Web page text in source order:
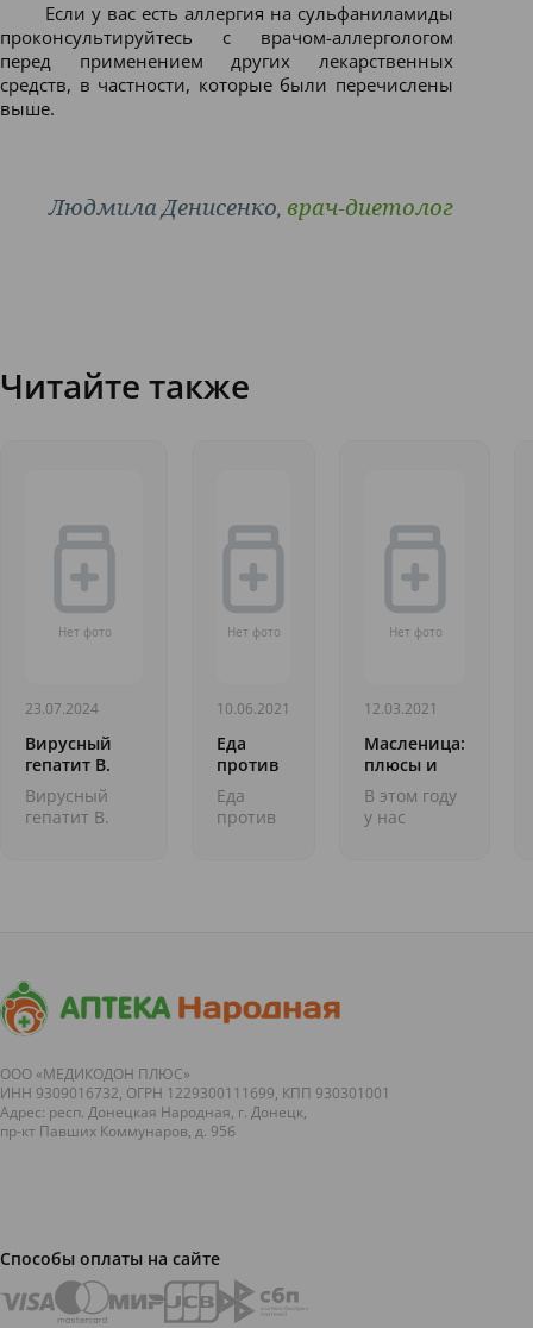
Если у вас есть аллергия на сульфаниламиды
проконсультируйтесь с врачом-аллергологом
перед применением других лекарственных
средств, в частности, которые были перечислены
выше.
Людмила Денисенко, врач-диетолог
Читайте также
23.07.2024
Вирусный
гепатит В.
Выдающиеся
медицинские
открытия
Вирусный
гепатит В.
открытиях в
медицине,...
10.06.2021
Еда
против
стресса
Еда
против
стрессовыми
ситуациями
на...
12.03.2021
Масленица:
плюсы и
минусы
В этом году
у нас
ООО «МЕДИКОДОН ПЛЮС»
ИНН 9309016732, ОГРН 1229300111699, КПП 930301001
Адрес: респ. Донецкая Народная, г. Донецк,
пр-кт Павших Коммунаров, д. 95б
Способы оплаты на сайте